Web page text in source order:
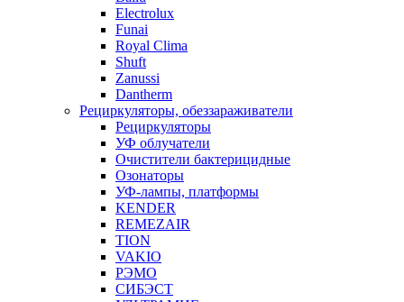
Electrolux
Funai
Royal Clima
Shuft
Zanussi
Dantherm
Рециркуляторы, обеззараживатели
Рециркуляторы
УФ облучатели
Очистители бактерицидные
Озонаторы
УФ-лампы, платформы
KENDER
REMEZAIR
TION
VAKIO
РЭМО
СИБЭСТ